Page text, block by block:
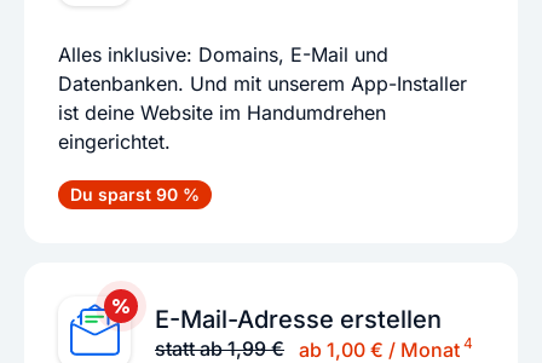
Alles inklusive: Domains, E-Mail und
Datenbanken. Und mit unserem App-Installer
ist deine Website im Handumdrehen
eingerichtet.
Du sparst 90 %
E-Mail-Adresse erstellen
statt ab 1,99 € ab 1,00 € / Monat4